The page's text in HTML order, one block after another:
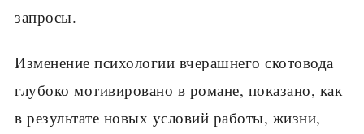
запросы.
Изменение психологии вчерашнего скотовода
глубоко мотивировано в романе, показано, как
в результате новых условий работы, жизни,